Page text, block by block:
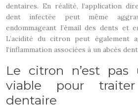
dentaires. En réalité, l’application
dent infectée peut même
endommageant l’émail des dents et
L’acidité du citron peut également
l’inflammation associées à un abcès
Le citron n’est pas
viable pour
dentaire